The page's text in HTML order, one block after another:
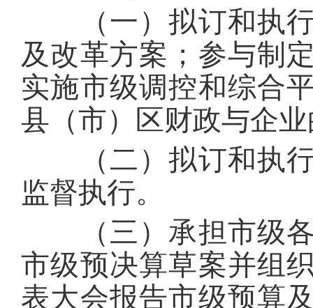
（一）拟订和执行
及改革方案；参与制
实施市级调控和综合
县（市）区财政与企
（二）拟订和执行
监督执行。
（三）承担市级各
市级预决算草案并组
表大会报告市级预算